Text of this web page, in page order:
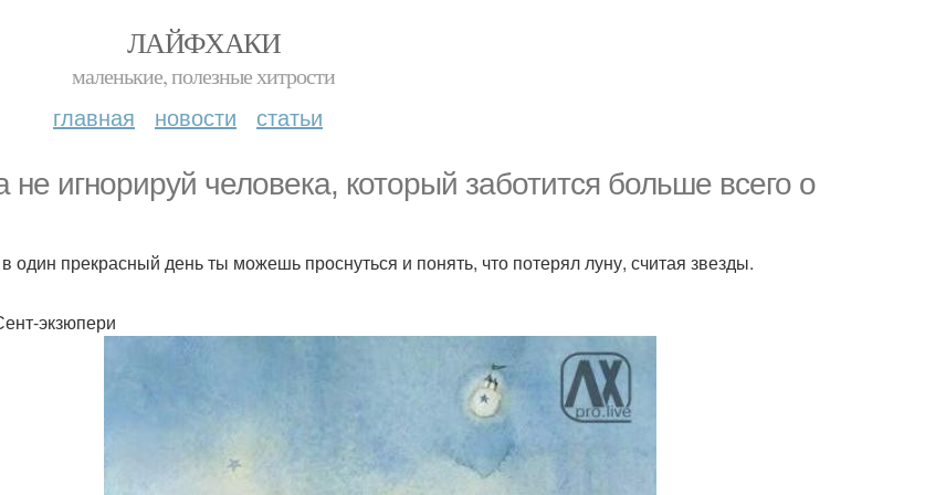
ЛАЙФХАКИ
маленькие, полезные хитрости
главная новости статьи
не игнорируй человека, который заботится больше всего о
один прекрасный день ты можешь проснуться и понять, что потерял луну, считая звезды.
экзюпери